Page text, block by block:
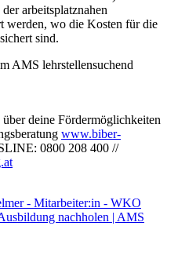
arbeitsplatznahen
wo die Kosten für die
sind.
AMS lehrstellensuchend
deine Fördermöglichkeiten
www.biber-
0800 208 400 //
- Mitarbeiter:in - WKO
nachholen | AMS